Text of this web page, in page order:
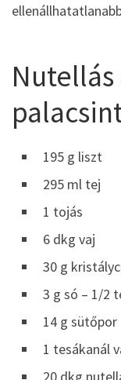
195 g liszt
295 ml tej
1 tojás
6 dkg vaj
30 g
3 g só – 1/2
14 g sütőpor
1 tesákanál
20 dkg